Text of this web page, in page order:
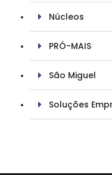
Núcleos
PRÓ-MAIS
São Miguel
Soluções